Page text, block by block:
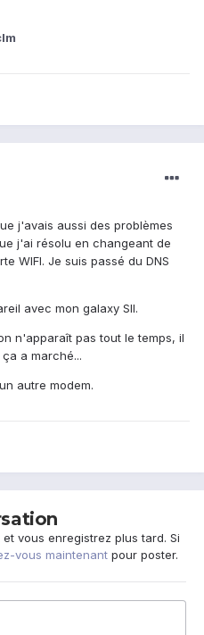
j'avais aussi des problèmes
j'ai résolu en changeant de
WIFI. Je suis passé du DNS
avec mon galaxy SII.
n'apparaît pas tout le temps, il
a marché...
autre modem.
vous enregistrez plus tard. Si
vous maintenant pour poster.